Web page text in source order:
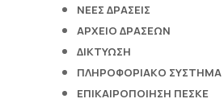
ΝΈΕΣ ΔΡΆΣΕΙΣ
ΑΡΧΕΊΟ ΔΡΆΣΕΩΝ
ΔΙΚΤΎΩΣΗ
ΠΛΗΡΟΦΟΡΙΑΚΌ ΣΎΣΤΗΜΑ
ΕΠΙΚΑΙΡΟΠΟΊΗΣΗ ΠΕΣΚΕ